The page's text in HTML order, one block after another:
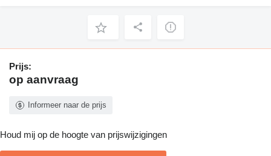
Prijs:
op aanvraag
Informeer naar de prijs
Houd mij op de hoogte van prijswijzigingen